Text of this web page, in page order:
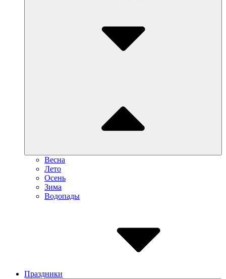
Весна
Лето
Осень
Зима
Водопады
Праздники